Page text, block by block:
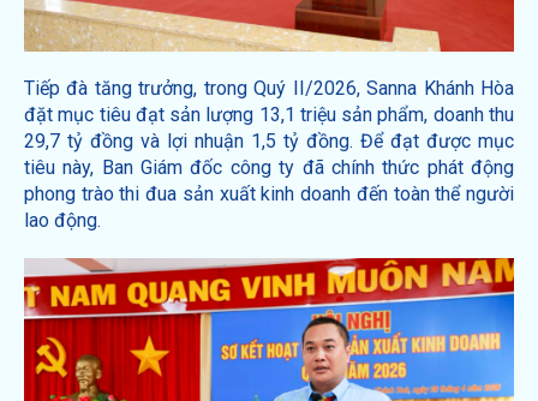
Tiếp đà tăng trưởng, trong Quý II/2026, Sanna Khánh Hòa
đặt mục tiêu đạt sản lượng 13,1 triệu sản phẩm, doanh thu
29,7 tỷ đồng và lợi nhuận 1,5 tỷ đồng. Để đạt được mục
tiêu này, Ban Giám đốc công ty đã chính thức phát động
phong trào thi đua sản xuất kinh doanh đến toàn thể người
lao động.